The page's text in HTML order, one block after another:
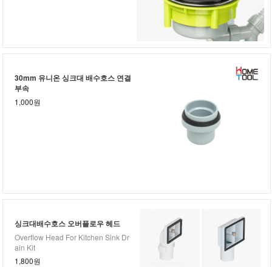
30mm 유니온 싱크대 배수호스 연결
부속
1,000원
싱크대배수호스 오버플로우 헤드
Overflow Head For Kitchen Sink Dr
ain Kit
1,800원